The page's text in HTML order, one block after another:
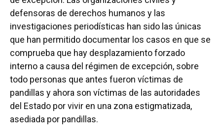
defensoras de derechos humanos y las
investigaciones periodísticas han sido las únicas
que han permitido documentar los casos en que se
comprueba que hay desplazamiento forzado
interno a causa del régimen de excepción, sobre
todo personas que antes fueron víctimas de
pandillas y ahora son víctimas de las autoridades
del Estado por vivir en una zona estigmatizada,
asediada por pandillas.